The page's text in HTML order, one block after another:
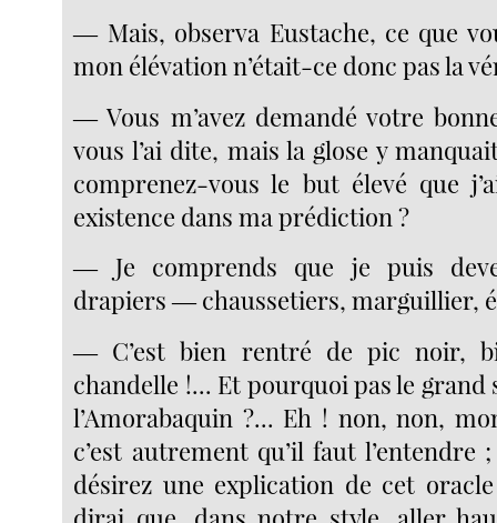
― Mais, observa Eustache, ce que
mon élévation n’était-ce donc pas la
― Vous m’avez demandé votre
vous l’ai dite, mais la glose y
comprenez-vous le but élevé que
existence dans ma prédiction ?
― Je comprends que je puis
drapiers ― chaussetiers, marguillier,
― C’est bien rentré de pic noir,
chandelle !... Et pourquoi pas le grand
l’Amorabaquin ?... Eh ! non, non,
c’est autrement qu’il faut l’entendre
désirez une explication de cet